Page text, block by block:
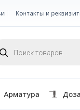
Контакты и
Арматура